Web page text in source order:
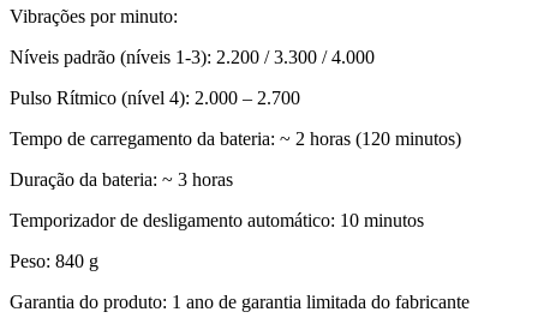
Vibrações por minuto:
Níveis padrão (níveis 1-3): 2.200 / 3.300 / 4.000
Pulso Rítmico (nível 4): 2.000 – 2.700
Tempo de carregamento da bateria: ~ 2 horas (120 minutos)
Duração da bateria: ~ 3 horas
Temporizador de desligamento automático: 10 minutos
Peso: 840 g
Garantia do produto: 1 ano de garantia limitada do fabricante